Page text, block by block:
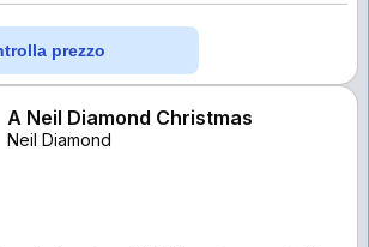
prezzo
A Neil Diamond Christmas
Neil Diamond